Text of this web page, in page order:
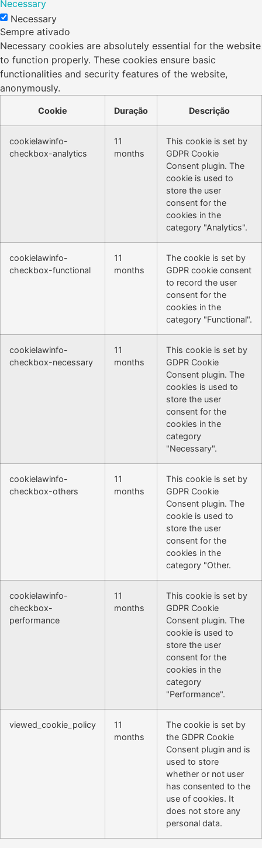
Necessary
Necessary
Sempre ativado
Necessary cookies are absolutely essential for the website
to function properly. These cookies ensure basic
functionalities and security features of the website,
anonymously.
Cookie Duração Descrição
cookielawinfo-
checkbox-analytics
11
months
This cookie is set by
GDPR Cookie
Consent plugin. The
cookie is used to
store the user
consent for the
cookies in the
category "Analytics".
cookielawinfo-
checkbox-functional
11
months
The cookie is set by
GDPR cookie consent
to record the user
consent for the
cookies in the
category "Functional".
cookielawinfo-
checkbox-necessary
11
months
This cookie is set by
GDPR Cookie
Consent plugin. The
cookies is used to
store the user
consent for the
cookies in the
category
"Necessary".
cookielawinfo-
checkbox-others
11
months
This cookie is set by
GDPR Cookie
Consent plugin. The
cookie is used to
store the user
consent for the
cookies in the
category "Other.
cookielawinfo-
checkbox-
performance
11
months
This cookie is set by
GDPR Cookie
Consent plugin. The
cookie is used to
store the user
consent for the
cookies in the
category
"Performance".
viewed_cookie_policy
11
months
The cookie is set by
the GDPR Cookie
Consent plugin and is
used to store
whether or not user
has consented to the
use of cookies. It
does not store any
personal data.